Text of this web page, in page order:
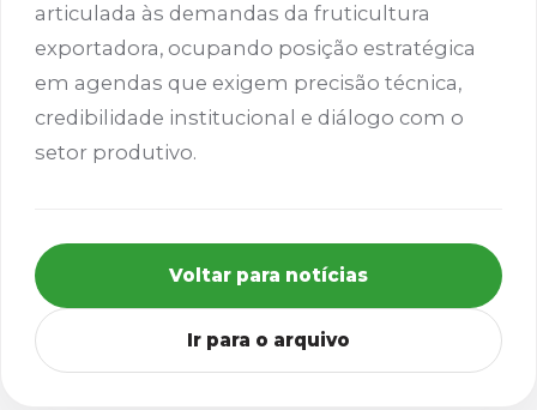
articulada às demandas da fruticultura
exportadora, ocupando posição estratégica
em agendas que exigem precisão técnica,
credibilidade institucional e diálogo com o
setor produtivo.
Voltar para notícias
Ir para o arquivo